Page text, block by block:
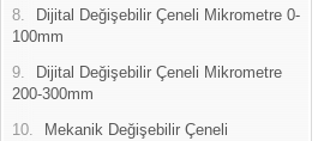
8.
Dijital Değişebilir Çeneli Mikrometre 0-
100mm
9.
Dijital Değişebilir Çeneli Mikrometre
200-300mm
10.
Mekanik Değişebilir Çeneli